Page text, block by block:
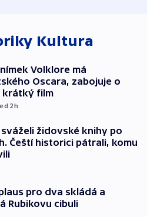
Kultura
Volklore má
Oscara, zabojuje o
krátký film
2h
sváželi židovské knihy po
Čeští historici pátrali, komu
pro dva skládá a
Rubikovu cibuli